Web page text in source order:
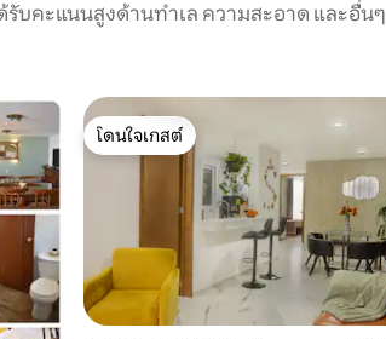
บคะแนนสูงด้านทำเล ความสะอาด และอื่นๆ
โดนใจเกสต์
โดนใจเกสต์